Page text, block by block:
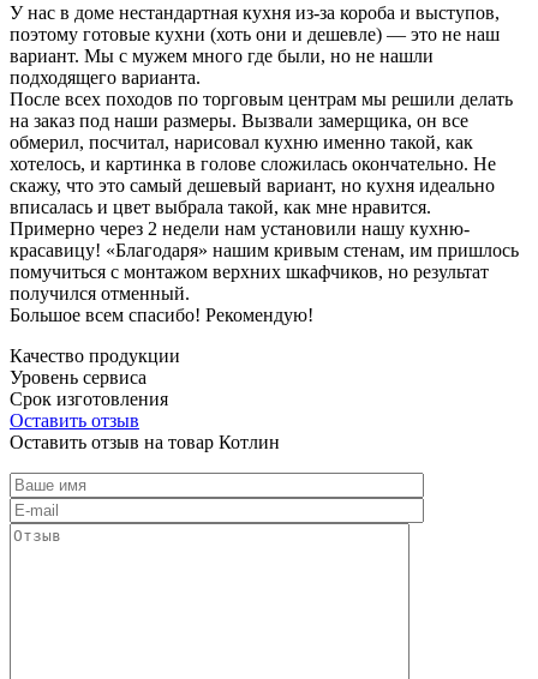
У нас в доме нестандартная кухня из-за короба и выступов,
поэтому готовые кухни (хоть они и дешевле) — это не наш
вариант. Мы с мужем много где были, но не нашли
подходящего варианта.
После всех походов по торговым центрам мы решили делать
на заказ под наши размеры. Вызвали замерщика, он все
обмерил, посчитал, нарисовал кухню именно такой, как
хотелось, и картинка в голове сложилась окончательно. Не
скажу, что это самый дешевый вариант, но кухня идеально
вписалась и цвет выбрала такой, как мне нравится.
Примерно через 2 недели нам установили нашу кухню-
красавицу! «Благодаря» нашим кривым стенам, им пришлось
помучиться с монтажом верхних шкафчиков, но результат
получился отменный.
Большое всем спасибо! Рекомендую!
Качество продукции
Уровень сервиса
Срок изготовления
Оставить отзыв
Оставить отзыв на товар Котлин